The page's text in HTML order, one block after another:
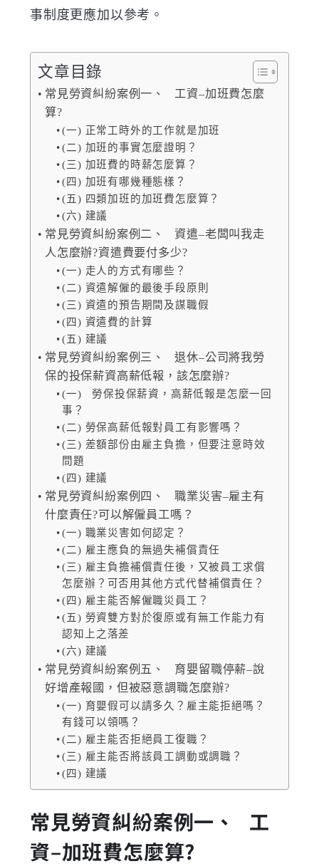
事制度更應加以參考。
文章目錄
常見勞資糾紛案例一、 工資–加班費怎麼
算?
(一) 正常工時外的工作就是加班
(二) 加班的事實怎麼證明？
(三) 加班費的時薪怎麼算？
(四) 加班有哪幾種態樣？
(五) 四類加班的加班費怎麼算？
(六) 建議
常見勞資糾紛案例二、 資遣–老闆叫我走
人怎麼辦?資遣費要付多少?
(一) 走人的方式有哪些？
(二) 資遣解僱的最後手段原則
(三) 資遣的預告期間及謀職假
(四) 資遣費的計算
(五) 建議
常見勞資糾紛案例三、 退休–公司將我勞
保的投保薪資高薪低報，該怎麼辦?
(一) 勞保投保薪資，高薪低報是怎麼一回
事？
(二) 勞保高薪低報對員工有影響嗎？
(三) 差額部份由雇主負擔，但要注意時效
問題
(四) 建議
常見勞資糾紛案例四、 職業災害–雇主有
什麼責任?可以解僱員工嗎？
(一) 職業災害如何認定？
(二) 雇主應負的無過失補償責任
(三) 雇主負擔補償責任後，又被員工求償
怎麼辦？可否用其他方式代替補償責任？
(四) 雇主能否解僱職災員工？
(五) 勞資雙方對於復原或有無工作能力有
認知上之落差
(六) 建議
常見勞資糾紛案例五、 育嬰留職停薪–說
好增產報國，但被惡意調職怎麼辦?
(一) 育嬰假可以請多久？雇主能拒絕嗎？
有錢可以領嗎？
(二) 雇主能否拒絕員工復職？
(三) 雇主能否將該員工調動或調職？
(四) 建議
常見勞資糾紛案例一、
工
資–加班費怎麼算?